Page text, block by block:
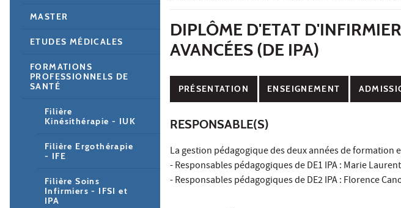
DIPLÔME D'ETAT
AVANCÉES (DE IPA)
PRÉSENTATION ENSEIGNEMENT
RESPONSABLE(S)
La gestion pédagogique des deux années de formation
- Responsables pédagogiques de DE1 IPA : Marie Laurent
- Responsables pédagogiques de DE2 IPA : Florence
MASTER
ETUDES MÉDICALES
FORMATIONS
PROFESSIONNELS DE
SANTÉ
Filière
Kinésithérapie - IUK
Filière Ergothérapie
- IFE
Filière Soins
Infirmiers - IFSI et
IPA